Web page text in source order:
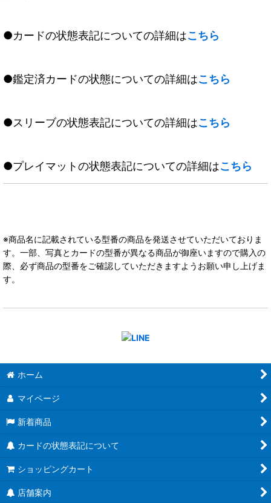
●カードの状態表記についての詳細はこちら
●鑑定済カードの状態についての詳細はこちら
●スリーブの状態表記についての詳細はこちら
●プレイマットの状態表記についての詳細はこちら
※商品名に記載されている型番の商品を発送させていただいておりま
す。一部、写真とカードの型番が異なる商品が御座いますので購入の
際、必ず商品の型番をご確認していただきますようお願い申し上げま
す。
ホーム
マイページ
新着商品
カードの状態表記について
ショッピングカート
店舗案内